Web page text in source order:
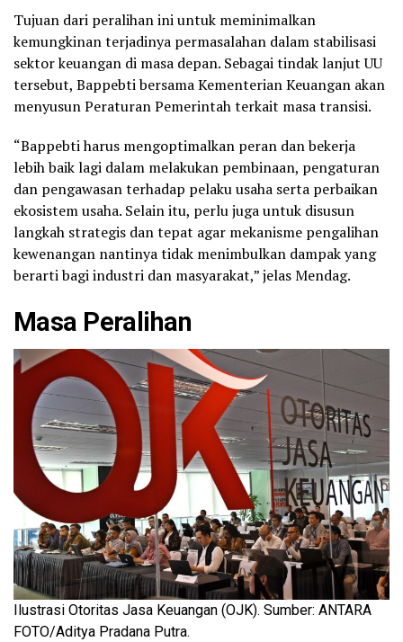
Tujuan dari peralihan ini untuk meminimalkan
kemungkinan terjadinya permasalahan dalam stabilisasi
sektor keuangan di masa depan. Sebagai tindak lanjut UU
tersebut, Bappebti bersama Kementerian Keuangan akan
menyusun Peraturan Pemerintah terkait masa transisi.
“Bappebti harus mengoptimalkan peran dan bekerja
lebih baik lagi dalam melakukan pembinaan, pengaturan
dan pengawasan terhadap pelaku usaha serta perbaikan
ekosistem usaha. Selain itu, perlu juga untuk disusun
langkah strategis dan tepat agar mekanisme pengalihan
kewenangan nantinya tidak menimbulkan dampak yang
berarti bagi industri dan masyarakat,” jelas Mendag.
Masa Peralihan
Ilustrasi Otoritas Jasa Keuangan (OJK). Sumber: ANTARA
FOTO/Aditya Pradana Putra.